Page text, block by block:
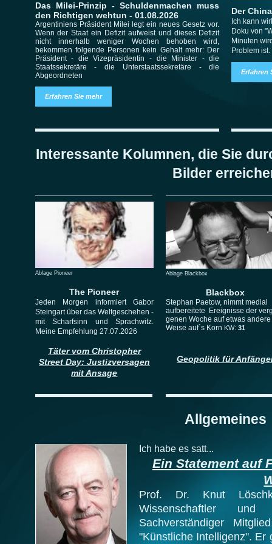
Das Milei-Prinzip - Schuldenmachen muss
den Richtigen wehtun - 01.08.2026
Argentiniens Präsident Milei legt ein neues Gesetz vor.
Wenn der Staat ein Defizit aufweist und dieses Defizit
nicht innerhalb weniger Wochen behoben wird,
bekommen folgende Personen kein Gehalt mehr: Der
Präsident - die Vizepräsidentin - die Minister - die
Staatssekretäre - die Unterstaatssekretäre - die
Abgeordneten
Erfahren Sie mehr
Der
Ich kann
Doku von
Minuten
Problem ist.
Erfahren
Interessante Kolumnen, die Sie
Bilder
Ablage Pioneer
The Pioneer
Jeden Morgen informiert Gabor
Steingart über das Weltgeschehen -
mit Scharfsinn und Sprachwitz.
Meine Empfehlung 27.07.2026
Täter vom Christopher
Street Day: Justizversagen
mit Ansage
Ablage Blackbox
Blackbox
Stephan Paetow, nimmt medial
aufbereitete Ereignisse der
genen Woche auf etwas andere
Weise auf´s Korn KW:31
Geopolitik für
Allgemeines
Ich habe es satt...
Ein Statement auf
Prof. Dr. Knut
Wissenschaftler
Sachverständiger
"Künstliche Intelligenz". Er